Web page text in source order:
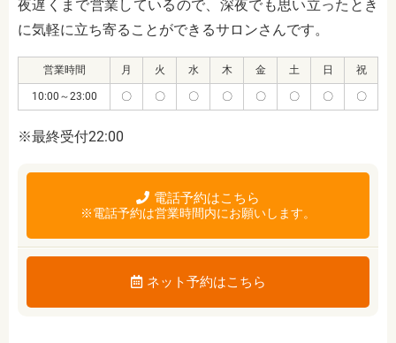
夜遅くまで営業しているので、深夜でも思い立ったとき
に気軽に立ち寄ることができるサロンさんです。
営業時間 月 火 水 木 金 土 日 祝
10:00～23:00 〇 〇 〇 〇 〇 〇 〇 〇
※最終受付22:00
電話予約はこちら
※電話予約は営業時間内にお願いします。
ネット予約はこちら